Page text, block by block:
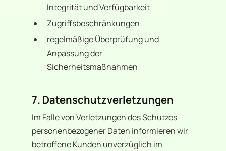
Integrität und Verfügbarkeit
Zugriffsbeschränkungen
regelmäßige Überprüfung und
Anpassung der
Sicherheitsmaßnahmen
7. Datenschutzverletzungen
Im Falle von Verletzungen des Schutzes
personenbezogener Daten informieren wir
betroffene Kunden unverzüglich im